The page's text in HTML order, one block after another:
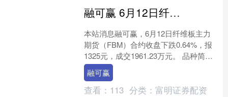
融可赢 6月12日纤维板期货收盘下跌0.64%，报1325元
本站消息融可赢，6月12日纤维板主力
期货（FBM）合约收盘下跌0.64%，报
1325元，成交1961.23万元。 品种简
介：纤维板期货是在期货交易所上市交
易的以....
融可赢
查看： 113 分类： 富明证券配资